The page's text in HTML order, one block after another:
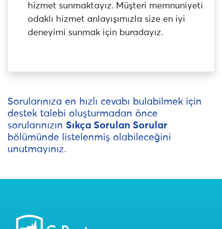
hizmet sunmaktayız. Müşteri memnuniyeti
odaklı hizmet anlayışımızla size en iyi
deneyimi sunmak için buradayız.
Sorularınıza en hızlı cevabı bulabilmek için
destek talebi oluşturmadan önce
sorularınızın Sıkça Sorulan Sorular
bölümünde listelenmiş olabileceğini
unutmayınız.